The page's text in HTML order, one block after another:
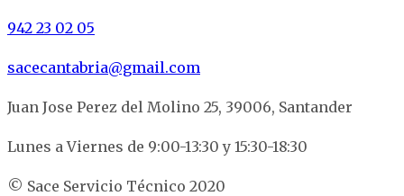
942 23 02 05
sacecantabria@gmail.com
Juan Jose Perez del Molino 25, 39006, Santander
Lunes a Viernes de 9:00-13:30 y 15:30-18:30
© Sace Servicio Técnico 2020